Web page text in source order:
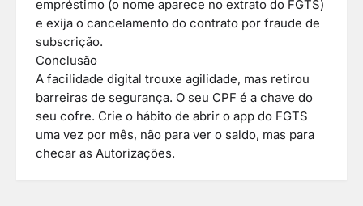
empréstimo (o nome aparece no extrato do FGTS)
e exija o cancelamento do contrato por fraude de
subscrição.
Conclusão
A facilidade digital trouxe agilidade, mas retirou
barreiras de segurança. O seu CPF é a chave do
seu cofre. Crie o hábito de abrir o app do FGTS
uma vez por mês, não para ver o saldo, mas para
checar as Autorizações.